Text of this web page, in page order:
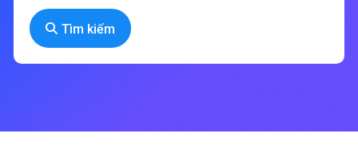
Tìm kiếm